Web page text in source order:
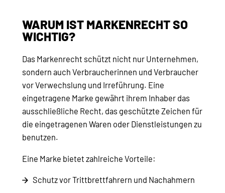
WARUM IST MARKENRECHT SO
WICHTIG?
Das Markenrecht schützt nicht nur Unternehmen,
sondern auch Verbraucherinnen und Verbraucher
vor Verwechslung und Irreführung. Eine
eingetragene Marke gewährt ihrem Inhaber das
ausschließliche Recht, das geschützte Zeichen für
die eingetragenen Waren oder Dienstleistungen zu
benutzen.
Eine Marke bietet zahlreiche Vorteile:
Schutz vor Trittbrettfahrern und Nachahmern